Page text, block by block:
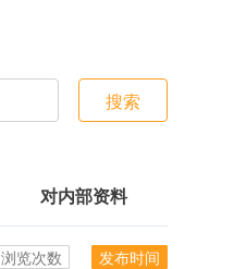
搜索
对内部资料
发布时间
浏览次数